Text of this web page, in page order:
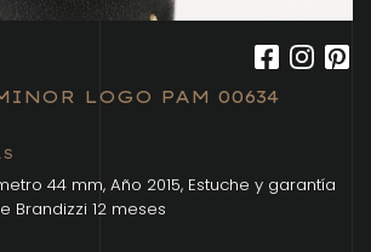
LOGO PAM 00634
44 mm, Año 2015, Estuche y garantía
Brandizzi 12 meses